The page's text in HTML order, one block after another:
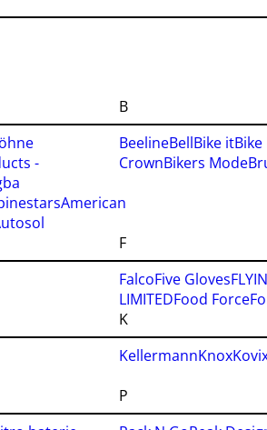
-
American
B
BeelineBellBike it
CrownBikers Mode
F
FalcoFive Gloves
LIMITEDFood Force
K
KellermannKnox
P